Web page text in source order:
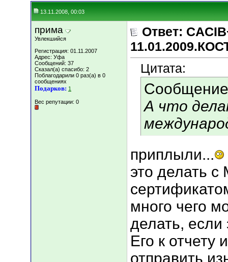
13.11.2008, 00:03
прима
Увлекшийся
Регистрация: 01.11.2007
Адрес: Уфа
Сообщений: 37
Сказал(а) спасибо: 2
Поблагодарили 0 раз(а) в 0
сообщениях
Подарков: 1
Вес репутации: 0
Ответ:
Цитата:
А что
приплыли...
это делать
много чего
делать,
Его к отчету
отправить